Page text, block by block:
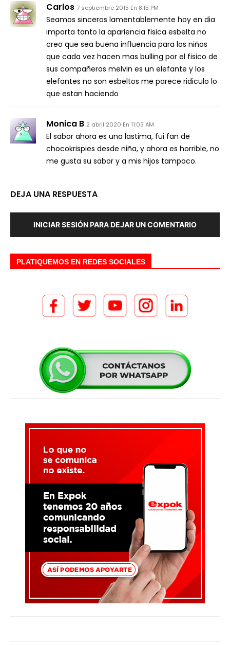
Carlos 7 septiembre 2015 En 8:15 PM
Seamos sinceros lamentablemente hoy en dia
importa tanto la apariencia fisica esbelta no
creo que sea buena influencia para los niños
que cada vez hacen mas bulling por el fisico de
sus compañeros melvin es un elefante y los
elefantes no son esbeltos me parece ridiculo lo
que estan haciendo
Monica B 2 abril 2020 En 11:03 AM
El sabor ahora es una lastima, fui fan de
chocokrispies desde niña, y ahora es horrible, no
me gusta su sabor y a mis hijos tampoco.
DEJA UNA RESPUESTA
INICIAR SESIÓN PARA DEJAR UN COMENTARIO
PLATIQUEMOS EN REDES SOCIALES